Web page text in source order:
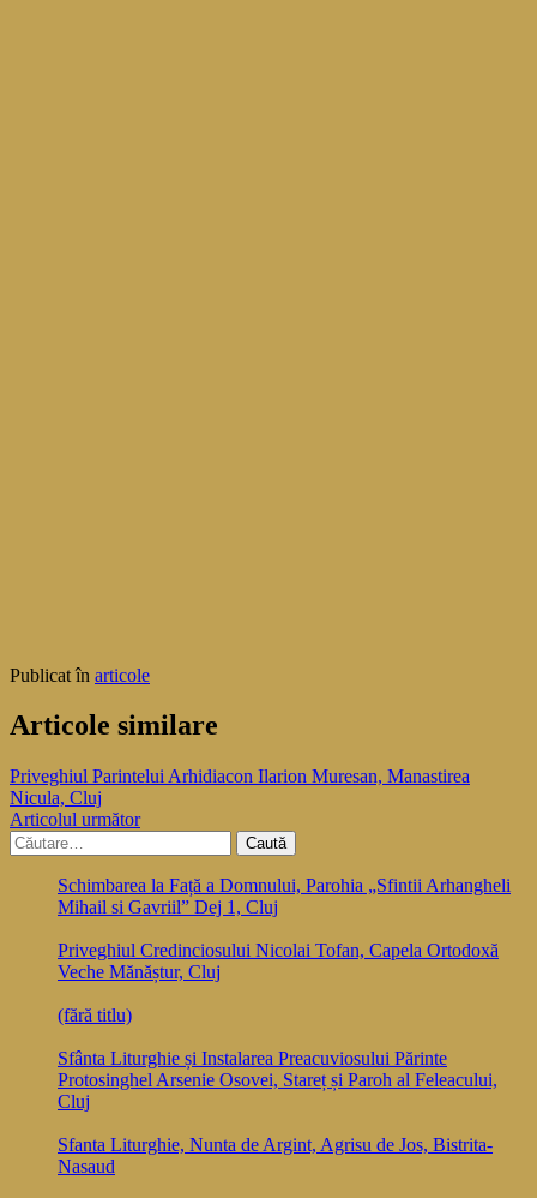
Publicat în articole
Articole similare
Navigare
în
articole
Priveghiul Parintelui Arhidiacon Ilarion Muresan, Manastirea
Nicula, Cluj
Articolul următor
Caută
după:
Schimbarea la Față a Domnului, Parohia „Sfintii Arhangheli
Mihail si Gavriil” Dej 1, Cluj
Priveghiul Credinciosului Nicolai Tofan, Capela Ortodoxă
Veche Mănăștur, Cluj
(fără titlu)
Sfânta Liturghie și Instalarea Preacuviosului Părinte
Protosinghel Arsenie Osovei, Stareț și Paroh al Feleacului,
Cluj
Sfanta Liturghie, Nunta de Argint, Agrisu de Jos, Bistrita-
Nasaud